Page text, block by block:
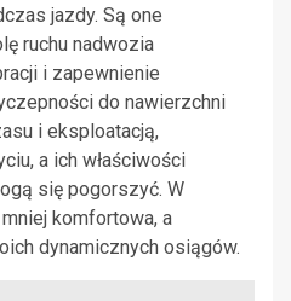
jazdy. Są one
ruchu nadwozia
i zapewnienie
do nawierzchni
i eksploatacją,
a ich właściwości
się pogorszyć. W
komfortowa, a
dynamicznych osiągów.